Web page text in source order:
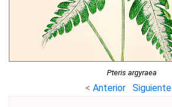
Pteris argyraea
< Anterior Siguiente